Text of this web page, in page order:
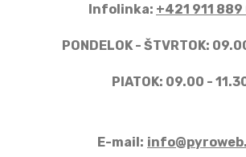
Infolinka: +421 911
PONDELOK - ŠTVRTOK:
PIATOK: 09.00 -
E-mail: